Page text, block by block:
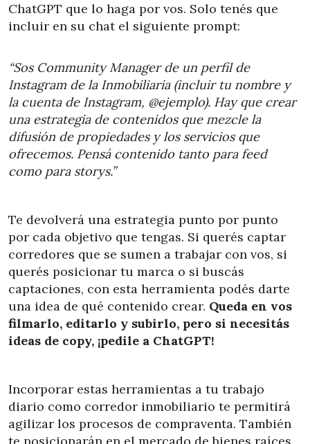
ChatGPT que lo haga por vos. Solo tenés que
incluir en su chat el siguiente prompt:
“Sos Community Manager de un perfil de
Instagram de la Inmobiliaria (incluir tu nombre y
la cuenta de Instagram, @ejemplo). Hay que crear
una estrategia de contenidos que mezcle la
difusión de propiedades y los servicios que
ofrecemos. Pensá contenido tanto para feed
como para storys.”
Te devolverá una estrategia punto por punto
por cada objetivo que tengas. Si querés captar
corredores que se sumen a trabajar con vos, si
querés posicionar tu marca o si buscás
captaciones, con esta herramienta podés darte
una idea de qué contenido crear. Queda en vos
filmarlo, editarlo y subirlo, pero si necesitás
ideas de copy, ¡pedile a ChatGPT!
Incorporar estas herramientas a tu trabajo
diario como corredor inmobiliario te permitirá
agilizar los procesos de compraventa. También